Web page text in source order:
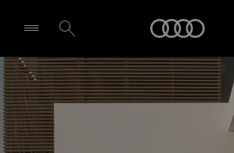
Izvēlēties dīleri
Dizains un specifikācijas